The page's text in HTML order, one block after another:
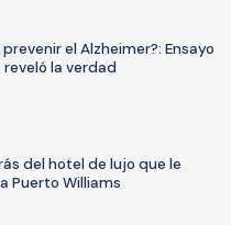
el Alzheimer?: Ensayo
la verdad
del hotel de lujo que le
Puerto Williams